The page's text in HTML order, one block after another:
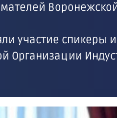
участие спикеры
Организации